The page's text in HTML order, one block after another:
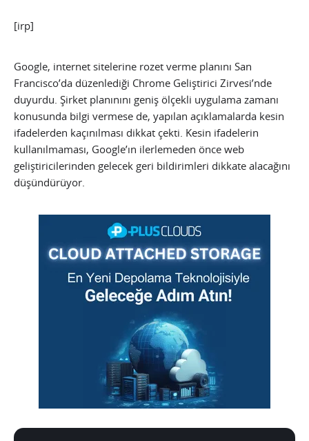
[irp]
Google, internet sitelerine rozet verme planını San
Francisco’da düzenlediği Chrome Geliştirici Zirvesi’nde
duyurdu. Şirket planınını geniş ölçekli uygulama zamanı
konusunda bilgi vermese de, yapılan açıklamalarda kesin
ifadelerden kaçınılması dikkat çekti. Kesin ifadelerin
kullanılmaması, Google’ın ilerlemeden önce web
geliştiricilerinden gelecek geri bildirimleri dikkate alacağını
düşündürüyor.